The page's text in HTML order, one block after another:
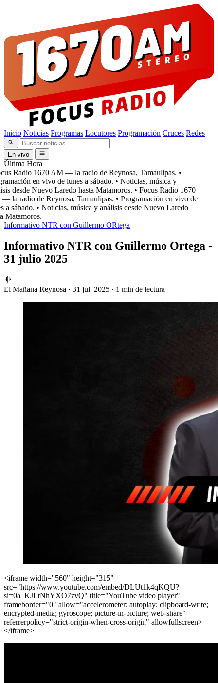
Inicio Noticias Programas Locutores Programación Cruces Redes
En vivo
Última Hora
Radio 1670 AM — la radio de Reynosa, Tamaulipas. •
en vivo de lunes a sábado. • Noticias, música y
desde Nuevo Laredo hasta Matamoros. • Focus Radio 1670
la radio de Reynosa, Tamaulipas. • Programación en vivo de
a sábado. • Noticias, música y análisis desde Nuevo Laredo
Matamoros.
Informativo NTR con Guillermo ORtega
Informativo NTR con Guillermo Ortega -
31 julio 2025
El Mañana Reynosa · 31 jul. 2025 · 1 min de lectura
<iframe width="560" height="315"
src="https://www.youtube.com/embed/DLUt1k4qKQU?
si=0a_KJLtNhYXO7zvQ" title="YouTube video player"
frameborder="0" allow="accelerometer; autoplay; clipboard-write;
encrypted-media; gyroscope; picture-in-picture; web-share"
referrerpolicy="strict-origin-when-cross-origin" allowfullscreen>
</iframe>